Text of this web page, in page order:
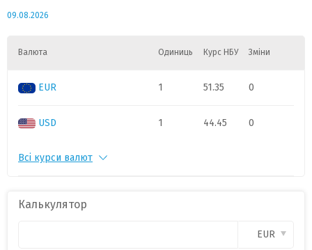
09.08.2026
Валюта Одиниць Курс НБУ Зміни
EUR 1 51.35 0
USD 1 44.45 0
PLN
Всі курси валют
Калькулятор
EUR